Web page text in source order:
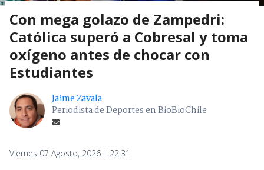
Con mega golazo de Zampedri:
Católica superó a Cobresal y toma
oxígeno antes de chocar con
Estudiantes
Jaime Zavala
Periodista de Deportes en BioBioChile
Viernes 07 Agosto, 2026 | 22:31